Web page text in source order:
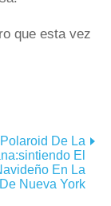
que esta vez
Polaroid De La
El
En La
Nueva York